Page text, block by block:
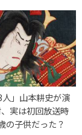
人」山本耕史が演
実は初回放送時
の子供だった？